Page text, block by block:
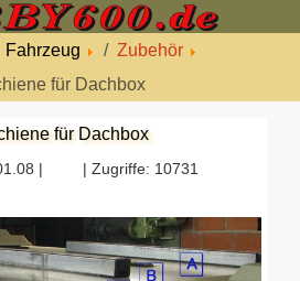
Fahrzeug
Zubehör
für Dachbox
für Dachbox
| | Zugriffe: 10731